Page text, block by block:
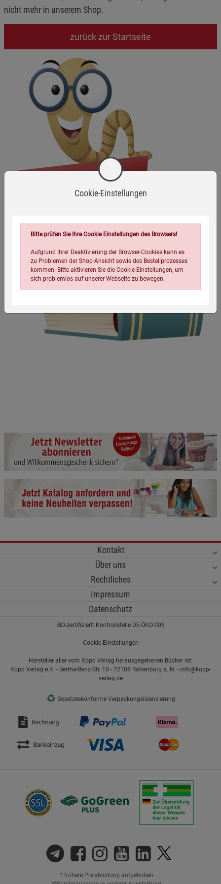
nicht mehr in unserem Shop.
zurück zur Startseite
Kontakt
Über uns
Rechtliches
Impressum
Datenschutz
BIO-zertifiziert: Kontrollstelle DE-ÖKO-006
Cookie-Einstellungen
Hersteller aller vom Kopp Verlag herausgegebenen Bücher ist:
Kopp Verlag e.K. - Bertha-Benz-Str. 10 - 72108 Rottenburg a. N. - info@kopp-
verlag.de
♻ Gesetzeskonforme Verpackungslizenzierung
* frühere Preisbindung aufgehoben
Cookie-Einstellungen
Bitte prüfen Sie Ihre Cookie Einstellungen des Browsers!
Aufgrund Ihrer Deaktivierung der Browser-Cookies kann es
zu Problemen der Shop-Ansicht sowie des Bestellprozesses
kommen. Bitte aktivieren Sie die Cookie-Einstellungen, um
sich problemlos auf unserer Webseite zu bewegen.
Beschreibung Notwendige Cookies
Cookie-Informationenanzeigen
Funktionale Cookies (1) Funktionale
Beschreibung Funktionale Cookies
anzeigen
Statistik Cookies (2) Statistik Cookies
Beschreibung Statistik Cookies
Cookie-Informationen
Marketing Cookies (3)
Datenschutzerklärung Impressum